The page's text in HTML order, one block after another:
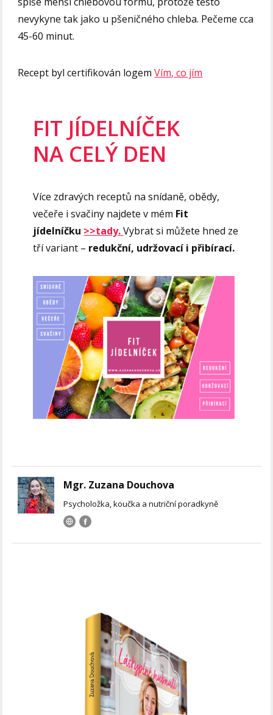
nevykyne tak jako u pšeničného chleba. Pečeme cca
45-60 minut.
Recept byl certifikován logemVím, co jím
FIT JÍDELNÍČEK
NA CELÝ DEN
Více zdravých receptů na snídaně, obědy,
večeře i svačiny najdete v mém Fit
jídelníčku >>tady.Vybrat si můžete hned ze
tří variant – redukční, udržovací i přibírací.
Mgr. Zuzana Douchova
Psycholožka, koučka a nutriční poradkyně